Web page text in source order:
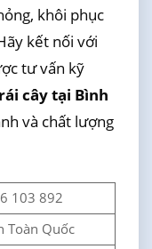
khôi phục
kết nối với
tư vấn kỹ
cây tại Bình
và chất lượng
103 892
Toàn Quốc